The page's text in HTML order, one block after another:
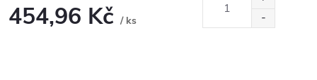
454,96 Kč / ks